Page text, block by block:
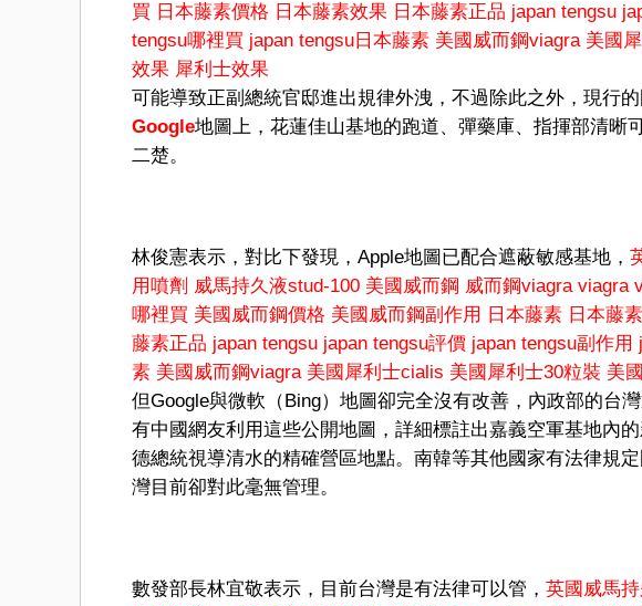
買 日本藤素價格 日本藤素效果 日本藤素正品 japan tengsu
tengsu哪裡買 japan tengsu日本藤素 美國威而鋼viagra 美國
效果 犀利士效果
可能導致正副總統官邸進出規律外洩，不過除此之外，現行
Google地圖上，花蓮佳山基地的跑道、彈藥庫、指揮部清晰
二楚。
林俊憲表示，對比下發現，Apple地圖已配合遮蔽敏感基地，
用噴劑 威馬持久液stud-100 美國威而鋼 威而鋼viagra viagra
哪裡買 美國威而鋼價格 美國威而鋼副作用 日本藤素 日本藤
藤素正品 japan tengsu japan tengsu評價 japan tengsu副作用
素 美國威而鋼viagra 美國犀利士cialis 美國犀利士30粒裝 美
但Google與微軟（Bing）地圖卻完全沒有改善，內政部的台
有中國網友利用這些公開地圖，詳細標註出嘉義空軍基地內
德總統視導清水的精確營區地點。南韓等其他國家有法律規
灣目前卻對此毫無管理。
數發部長林宜敬表示，目前台灣是有法律可以管， 英國威馬